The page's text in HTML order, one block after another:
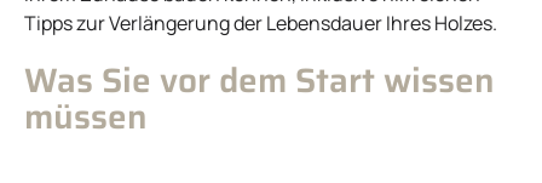
Tipps zur Verlängerung der Lebensdauer Ihres Holzes.
Was Sie vor dem Start wissen
müssen